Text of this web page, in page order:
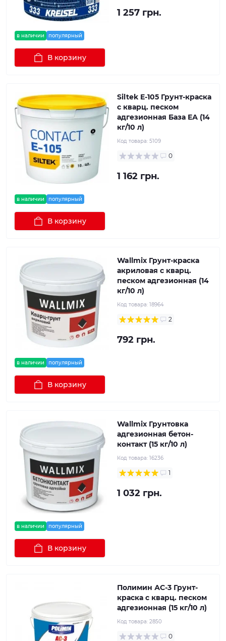
в наличии популярный
1 257 грн.
В корзину
в наличии популярный
Siltek E-105 Грунт-краска
с кварц. песком
адгезионная База ЕА (14
кг/10 л)
Код товара: 5109
0
1 162 грн.
В корзину
в наличии популярный
Wallmix Грунт-краска
акриловая с кварц.
песком адгезионная (14
кг/10 л)
Код товара: 18964
2
792 грн.
В корзину
в наличии популярный
Wallmix Грунтовка
адгезионная бетон-
контакт (15 кг/10 л)
Код товара: 16236
1
1 032 грн.
В корзину
Полимин АС-3 Грунт-
краска с кварц. песком
адгезионная (15 кг/10 л)
Код товара: 2850
0